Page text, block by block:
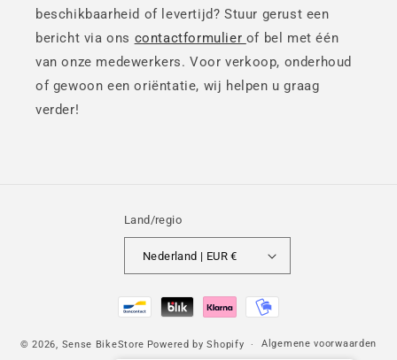
beschikbaarheid of levertijd? Stuur gerust een
bericht via ons contactformulier of bel met één
van onze medewerkers. Voor verkoop, onderhoud
of gewoon een oriëntatie, wij helpen u graag
verder!
Land/regio
Nederland | EUR €
Betaalmethoden
© 2026, Sense BikeStore Powered by Shopify Algemene voorwaarden